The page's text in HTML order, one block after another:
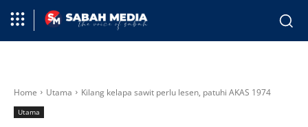
Home Utama Kilang kelapa sawit perlu lesen, patuhi AKAS 1974
Utama